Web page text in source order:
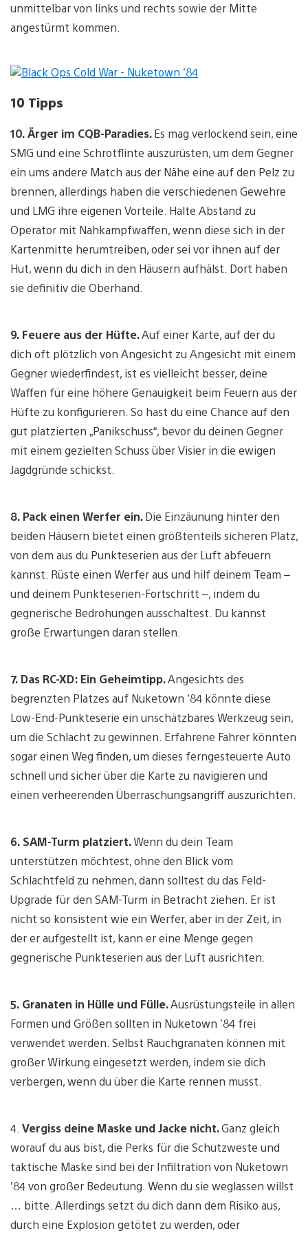
unmittelbar von links und rechts sowie der Mitte
angestürmt kommen.
10 Tipps
10.Ärger im CQB-Paradies.Es mag verlockend sein, eine
SMG und eine Schrotflinte auszurüsten, um dem Gegner
ein ums andere Match aus der Nähe eine auf den Pelz zu
brennen, allerdings haben die verschiedenen Gewehre
und LMG ihre eigenen Vorteile. Halte Abstand zu
Operator mit Nahkampfwaffen, wenn diese sich in der
Kartenmitte herumtreiben, oder sei vor ihnen auf der
Hut, wenn du dich in den Häusern aufhälst. Dort haben
sie definitiv die Oberhand.
9. Feuere aus der Hüfte.Auf einer Karte, auf der du
dich oft plötzlich von Angesicht zu Angesicht mit einem
Gegner wiederfindest, ist es vielleicht besser, deine
Waffen für eine höhere Genauigkeit beim Feuern aus der
Hüfte zu konfigurieren. So hast du eine Chance auf den
gut platzierten „Panikschuss“, bevor du deinen Gegner
mit einem gezielten Schuss über Visier in die ewigen
Jagdgründe schickst.
8. Pack einen Werfer ein.Die Einzäunung hinter den
beiden Häusern bietet einen größtenteils sicheren Platz,
von dem aus du Punkteserien aus der Luft abfeuern
kannst. Rüste einen Werfer aus und hilf deinem Team –
und deinem Punkteserien-Fortschritt –, indem du
gegnerische Bedrohungen ausschaltest. Du kannst
große Erwartungen daran stellen.
7. Das RC-XD: Ein Geheimtipp.Angesichts des
begrenzten Platzes auf Nuketown ’84 könnte diese
Low-End-Punkteserie ein unschätzbares Werkzeug sein,
um die Schlacht zu gewinnen. Erfahrene Fahrer könnten
sogar einen Weg finden, um dieses ferngesteuerte Auto
schnell und sicher über die Karte zu navigieren und
einen verheerenden Überraschungsangriff auszurichten.
6. SAM-Turm platziert.Wenn du dein Team
unterstützen möchtest, ohne den Blick vom
Schlachtfeld zu nehmen, dann solltest du das Feld-
Upgrade für den SAM-Turm in Betracht ziehen. Er ist
nicht so konsistent wie ein Werfer, aber in der Zeit, in
der er aufgestellt ist, kann er eine Menge gegen
gegnerische Punkteserien aus der Luft ausrichten.
5. Granaten in Hülle und Fülle.Ausrüstungsteile in allen
Formen und Größen sollten in Nuketown ’84 frei
verwendet werden. Selbst Rauchgranaten können mit
großer Wirkung eingesetzt werden, indem sie dich
verbergen, wenn du über die Karte rennen musst.
4. Vergiss deine Maske und Jacke nicht.Ganz gleich
worauf du aus bist, die Perks für die Schutzweste und
taktische Maske sind bei der Infiltration von Nuketown
’84 von großer Bedeutung. Wenn du sie weglassen willst
… bitte. Allerdings setzt du dich dann dem Risiko aus,
durch eine Explosion getötet zu werden, oder